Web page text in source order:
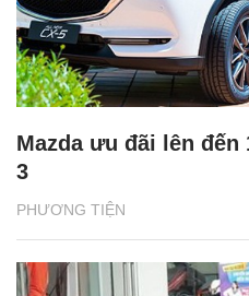
PHƯƠNG TIỆN
Mazda ưu đãi lên
3